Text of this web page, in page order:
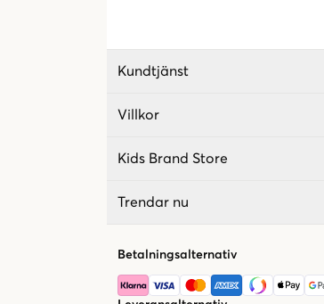
Kundtjänst
Villkor
Kids Brand Store
Trendar nu
Betalningsalternativ